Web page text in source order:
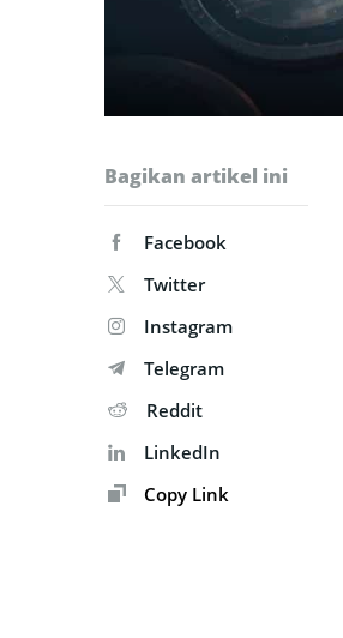
Bagikan artikel ini
Facebook
Twitter
Instagram
Telegram
Reddit
LinkedIn
Copy Link